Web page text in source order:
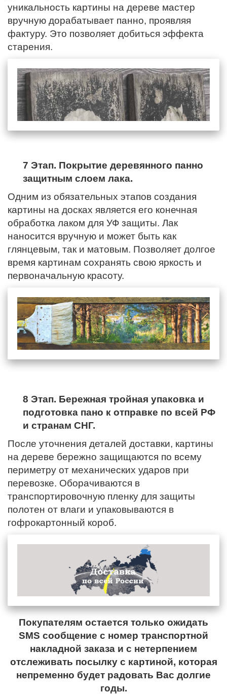
уникальность картины на дереве мастер
вручную дорабатывает панно, проявляя
фактуру. Это позволяет добиться эффекта
старения.
7 Этап. Покрытие деревянного панно
защитным слоем лака.
Одним из обязательных этапов создания
картины на досках является его конечная
обработка лаком для УФ защиты. Лак
наносится вручную и может быть как
глянцевым, так и матовым. Позволяет долгое
время картинам сохранять свою яркость и
первоначальную красоту.
8 Этап. Бережная тройная упаковка и
подготовка пано к отправке по всей РФ
и странам СНГ.
После уточнения деталей доставки, картины
на дереве бережно защищаются по всему
периметру от механических ударов при
перевозке. Оборачиваются в
транспортировочную пленку для защиты
полотен от влаги и упаковываются в
гофрокартонный короб.
Покупателям остается только ожидать
SMS сообщение с номер транспортной
накладной заказа и с нетерпением
отслеживать посылку с картиной, которая
непременно будет радовать Вас долгие
годы.